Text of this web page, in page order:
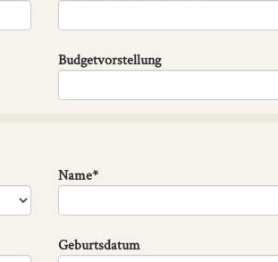
Budgetvorstellung
Name*
Geburtsdatum